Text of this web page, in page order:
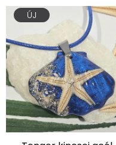
Nyaklánc / Medál
Fülbevaló
Ékszertartó
Ásvány ékszerek
Nyaklánc / Medál
Fülbevaló
Karperec
Ékszer szett
ÚJ